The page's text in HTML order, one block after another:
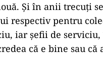
Și în anii trecuți
respectiv pentru
iar șefii de
că e bine sau